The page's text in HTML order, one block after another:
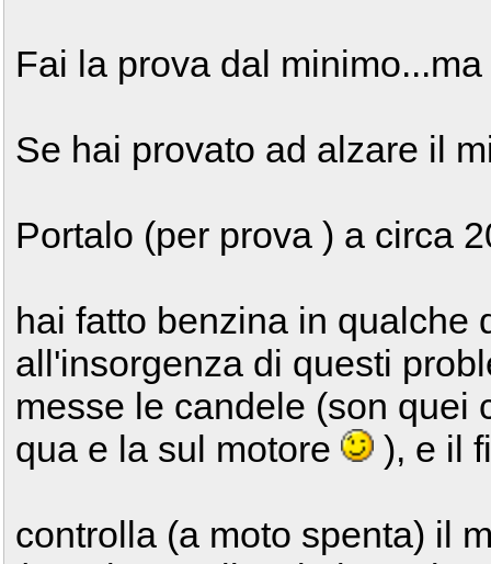
Fai la prova dal
Se hai provato ad alzare il
Portalo (per prova ) a circa
hai fatto benzina in qualche
all'insorgenza di questi
messe le candele (son quei
qua e la sul motore
), e il
controlla (a moto spenta) il